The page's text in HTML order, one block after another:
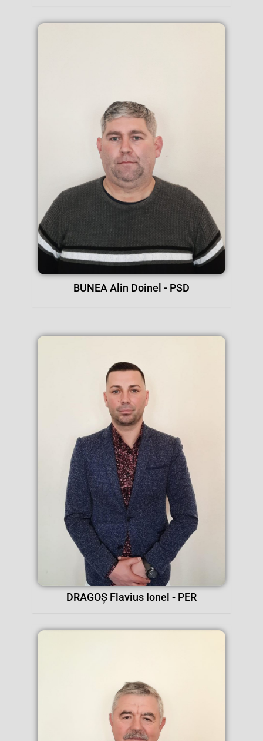
BUNEA Alin Doinel - PSD
DRAGOȘ Flavius Ionel - PER